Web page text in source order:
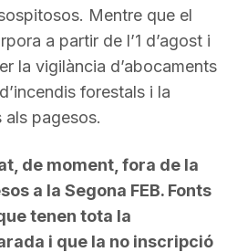
Mentre que el
a partir de l’1 d’agost i
la vigilància d’abocaments
forestals i la
pagesos.
de moment, fora de la
a la Segona FEB. Fonts
tenen tota la
i que la no inscripció